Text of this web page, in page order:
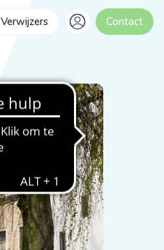
Verwijzers Contact